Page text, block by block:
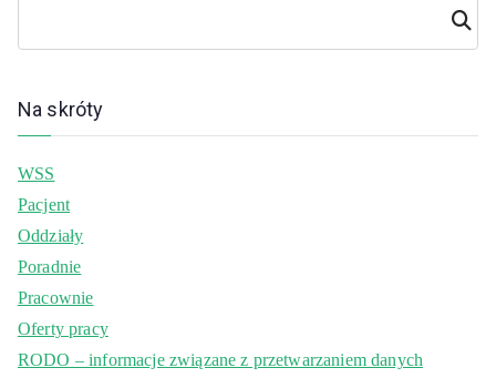
Szuka
j
Na skróty
WSS
Pacjent
Oddziały
Poradnie
Pracownie
Oferty pracy
RODO – informacje związane z przetwarzaniem danych